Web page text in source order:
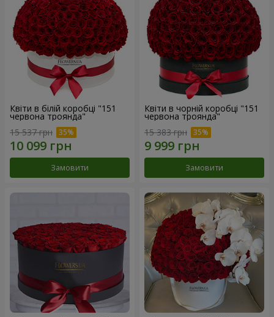
Квіти в білій коробці "151
червона троянда"
15 537 грн
Замовити
Квіти в чорній коробці "151
червона троянда"
15 383 грн
Замовити